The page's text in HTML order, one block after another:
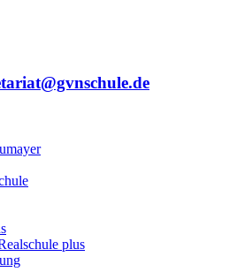
plus